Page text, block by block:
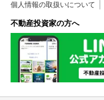
個人情報の取扱いについて
不動産投資家の方へ